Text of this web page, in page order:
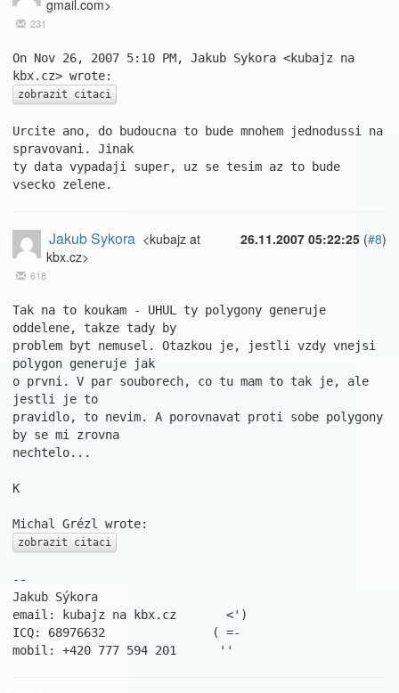
gmail.com>
231
On Nov 26, 2007 5:10 PM, Jakub Sykora <kubajz na
zobrazit citaci
Urcite ano, do budoucna to bude mnohem jednodussi na
spravovani. Jinak
ty data vypadaji super, uz se tesim az to bude
vsecko zelene.
26.11.2007 05:22:25 (#8)
Jakub Sykora <kubajz at
kbx.cz>
618
Tak na to koukam - UHUL ty polygony generuje
oddelene, takze tady by
problem byt nemusel. Otazkou je, jestli vzdy vnejsi
polygon generuje jak
o prvni. V par souborech, co tu mam to tak je, ale
jestli je to
pravidlo, to nevim. A porovnavat proti sobe polygony
by se mi zrovna
nechtelo...
K
zobrazit citaci
--
Jakub Sýkora
email: kubajz na kbx.cz       <')
ICQ: 68976632               ( =-
mobil: +420 777 594 201      ''